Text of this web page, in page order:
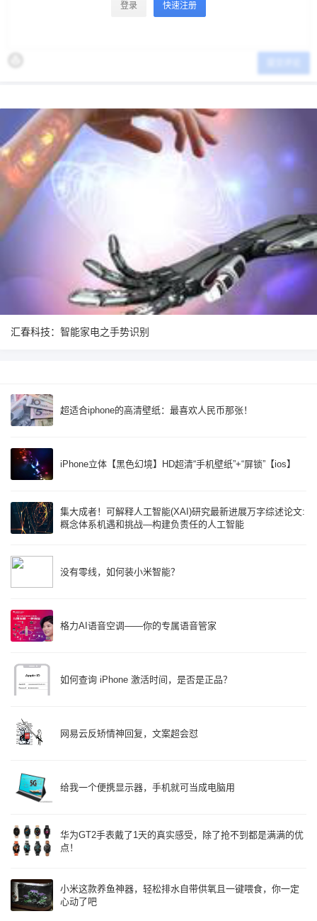
登录 快速注册
汇春科技：智能家电之手势识别
超适合iphone的高清壁纸：最喜欢人民币那张！
iPhone立体【黑色幻境】HD超清“手机壁纸”+“屏锁”【ios】
集大成者！可解释人工智能(XAI)研究最新进展万字综述论文:
概念体系机遇和挑战—构建负责任的人工智能
没有零线，如何装小米智能？
格力AI语音空调——你的专属语音管家
如何查询 iPhone 激活时间，是否是正品？
网易云反矫情神回复，文案超会怼
给我一个便携显示器，手机就可当成电脑用
华为GT2手表戴了1天的真实感受，除了抢不到都是满满的优
点！
小米这款养鱼神器，轻松排水自带供氧且一键喂食，你一定
心动了吧